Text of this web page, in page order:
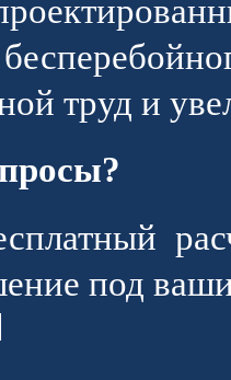
труд и
под